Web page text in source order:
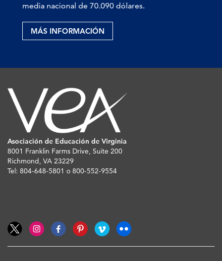
media nacional de 70.090 dólares.
MÁS INFORMACIÓN
Asociación de Educación de Virginia
8001 Franklin Farms Drive, Suite 200
Richmond, VA 23229
Tel: 804-648-5801 o 800-552-9554